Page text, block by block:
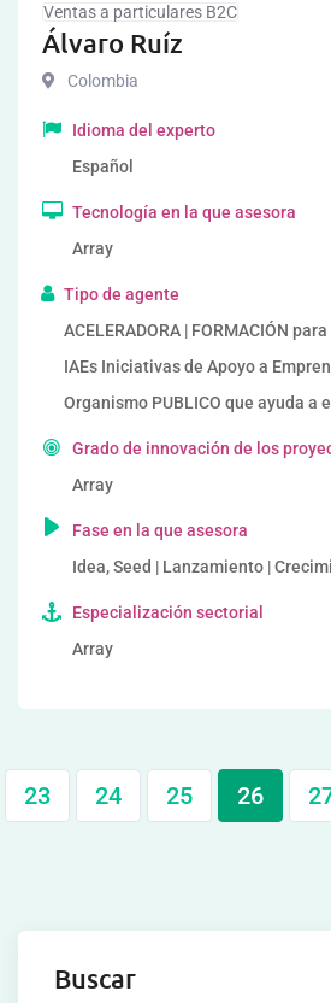
Ventas a particulares B2C
Álvaro Ruíz
Colombia
Idioma del experto
Español
Tecnología en la que asesora
Array
Tipo de agente
ACELERADORA | FORMACIÓN
IAEs Iniciativas de Apoyo a
Organismo PUBLICO que ayuda a
Grado de innovación de los
Array
Fase en la que asesora
Idea, Seed | Lanzamiento |
Especialización sectorial
Array
23 24 25 26
Buscar